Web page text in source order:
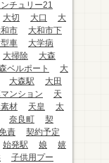
チュリー21
大切 大口
大
市
大和市下
車
大学病
大掃除
大森
ベルポート
大
大森駅
大田
ンション
天
材 天皇
太
奈良町
契
責
契約予定
始発駅 娘
嬉
子供用プー